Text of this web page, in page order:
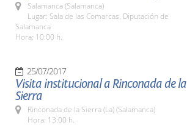
Salamanca (Salamanca)
Lugar: Sala de las Comarcas. Diputación de
Salamanca
Hora: 10:00 h.
25/07/2017
Visita institucional a Rinconada de la
Sierra
Rinconada de la Sierra (La) (Salamanca)
Hora: 13:00 h.